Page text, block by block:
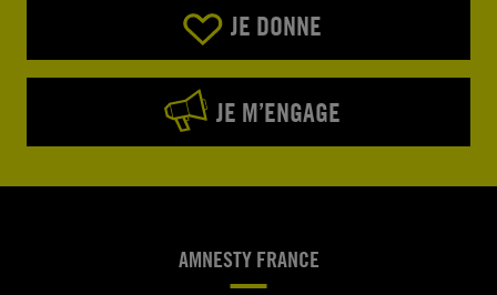
JE DONNE
JE M’ENGAGE
AMNESTY FRANCE